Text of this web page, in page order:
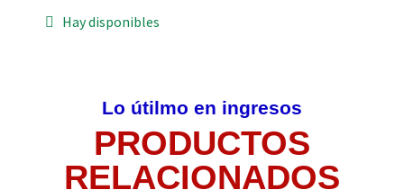
Hay disponibles
Lo útilmo en ingresos
PRODUCTOS
RELACIONADOS